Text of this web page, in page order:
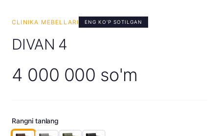
CLINIKA MEBELLARI ENG KO'P SOTILGAN
DIVAN 4
4 000 000 so'm
Rangni tanlang